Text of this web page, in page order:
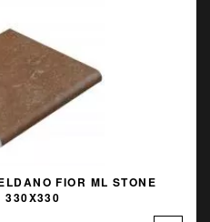
FIOR ML STONE
330X330